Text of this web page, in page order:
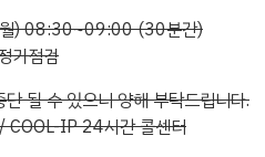
) 08:30~09:00 (30분간)
기점검
될 수 있으니 양해 부탁드립니다.
IP 24시간 콜센터